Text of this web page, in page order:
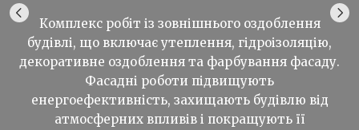
Комплекс робіт із зовнішнього оздоблення
будівлі, що включає утеплення, гідроізоляцію,
декоративне оздоблення та фарбування фасаду.
Фасадні роботи підвищують
енергоефективність, захищають будівлю від
атмосферних впливів і покращують її